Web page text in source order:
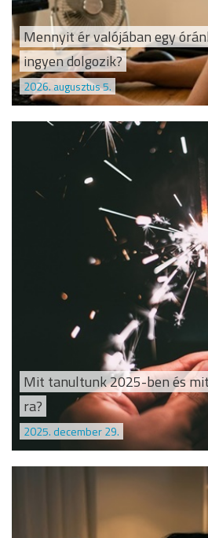
Mennyit ér valójában egy
ingyen dolgozik?
2026. augusztus 5.
Mit tanultunk 2025-ben és
ra?
2025. december 29.